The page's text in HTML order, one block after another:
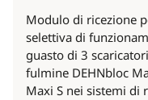
Modulo di ricezione
selettiva di
guasto di 3
fulmine DEHNbloc
Maxi S nei sistemi di